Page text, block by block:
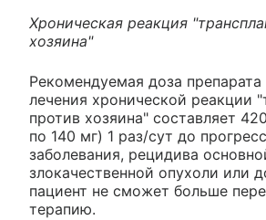
Хроническая реакция
хозяина"
Рекомендуемая доза
лечения хронической реакции
против хозяина" составляет
по 140 мг) 1 раз/сут до
заболевания, рецидива
злокачественной опухоли или
пациент не сможет больше
терапию.